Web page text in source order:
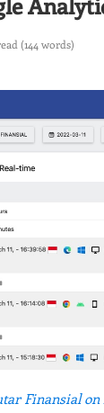
(144 words)
Finansial